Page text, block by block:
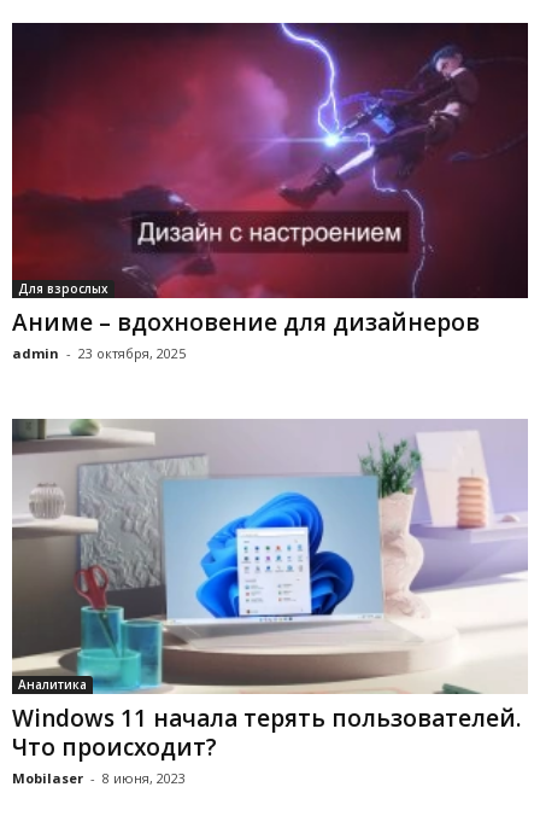
Для взрослых
Аниме – вдохновение для дизайнеров
admin - 23 октября, 2025
Аналитика
Windows 11 начала терять пользователей.
Что происходит?
Mobilaser - 8 июня, 2023